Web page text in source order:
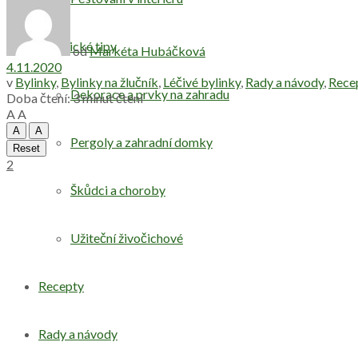
Praktické tipy
Dekorace a prvky na zahradu
Pergoly a zahradní domky
Škůdci a choroby
Užiteční živočichové
Recepty
Rady a návody
odMarkéta Hubáčková
4.11.2020
v Bylinky, Bylinky na žlučník, Léčivé bylinky, Rady a návody,
Doba čtení: 3 minut čtení
AA
A
A
Reset
2